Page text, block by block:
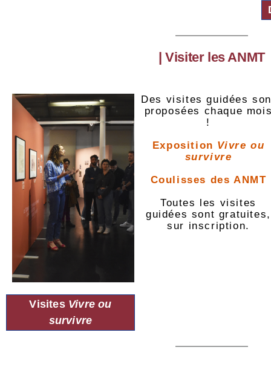
| Visiter les ANMT
Des visites guidées
proposées chaque
!
Exposition Vivre ou
survivre
Coulisses des ANMT
Toutes les visites
guidées sont gratuites,
sur inscription.
Visites Vivre ou
survivre